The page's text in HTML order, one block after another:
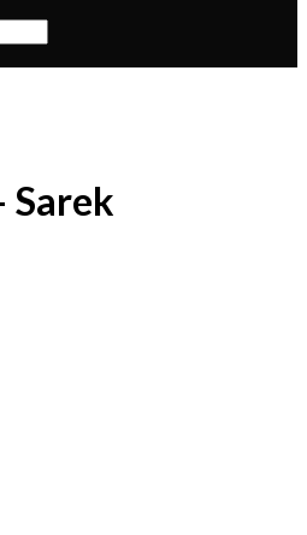
Sarek